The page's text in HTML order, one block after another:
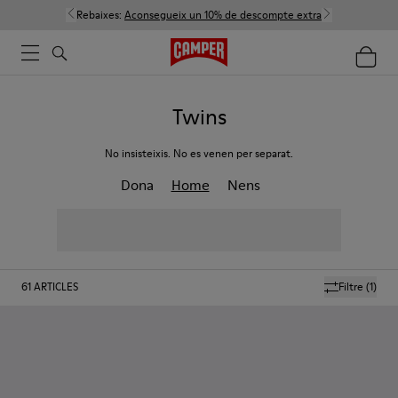
Rebaixes: Aconsegueix un 10% de descompte extra
Twins
No insisteixis. No es venen per separat.
Dona Home Nens
Filtre (1)
61ARTICLES